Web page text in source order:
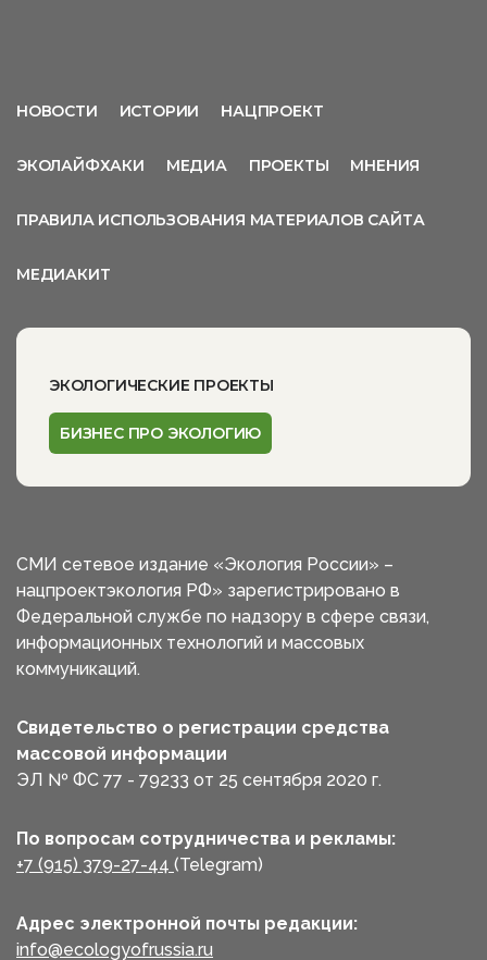
НОВОСТИ ИСТОРИИ НАЦПРОЕКТ
ЭКОЛАЙФХАКИ МЕДИА ПРОЕКТЫ МНЕНИЯ
ПРАВИЛА ИСПОЛЬЗОВАНИЯ МАТЕРИАЛОВ САЙТА
МЕДИАКИТ
ЭКОЛОГИЧЕСКИЕ ПРОЕКТЫ
БИЗНЕС ПРО ЭКОЛОГИЮ
СМИ сетевое издание «Экология России» –
нацпроектэкология РФ» зарегистрировано в
Федеральной службе по надзору в сфере связи,
информационных технологий и массовых
коммуникаций.
Свидетельство о регистрации средства
массовой информации
ЭЛ № ФС 77 - 79233 от 25 сентября 2020 г.
По вопросам сотрудничества и рекламы:
+7 (915) 379-27-44 (Telegram)
Адрес электронной почты редакции:
info@ecologyofrussia.ru